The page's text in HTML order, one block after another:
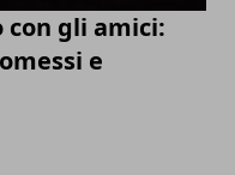
con gli amici:
e